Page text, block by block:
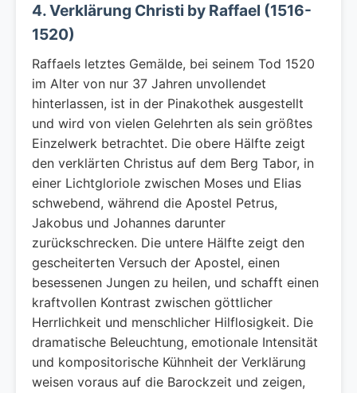
4. Verklärung Christi by Raffael (1516-
1520)
Raffaels letztes Gemälde, bei seinem Tod 1520
im Alter von nur 37 Jahren unvollendet
hinterlassen, ist in der Pinakothek ausgestellt
und wird von vielen Gelehrten als sein größtes
Einzelwerk betrachtet. Die obere Hälfte zeigt
den verklärten Christus auf dem Berg Tabor, in
einer Lichtgloriole zwischen Moses und Elias
schwebend, während die Apostel Petrus,
Jakobus und Johannes darunter
zurückschrecken. Die untere Hälfte zeigt den
gescheiterten Versuch der Apostel, einen
besessenen Jungen zu heilen, und schafft einen
kraftvollen Kontrast zwischen göttlicher
Herrlichkeit und menschlicher Hilflosigkeit. Die
dramatische Beleuchtung, emotionale Intensität
und kompositorische Kühnheit der Verklärung
weisen voraus auf die Barockzeit und zeigen,